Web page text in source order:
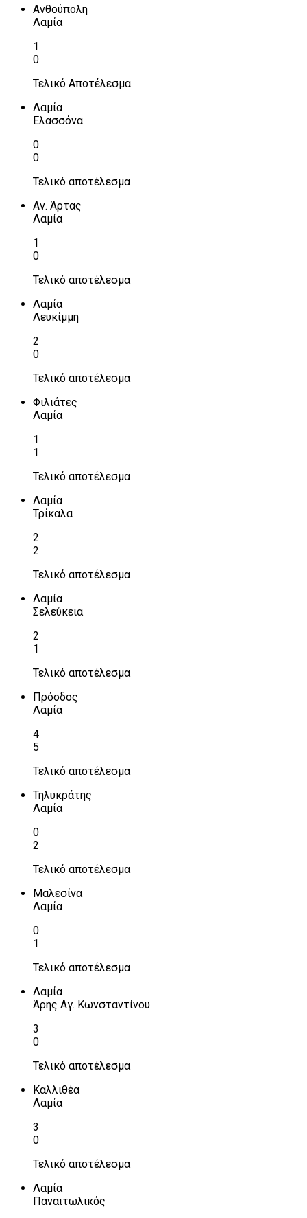
Ανθούπολη
Λαμία
1
0
Τελικό Αποτέλεσμα
Λαμία
Ελασσόνα
0
0
Τελικό αποτέλεσμα
Αν. Άρτας
Λαμία
1
0
Τελικό αποτέλεσμα
Λαμία
Λευκίμμη
2
0
Τελικό αποτέλεσμα
Φιλιάτες
Λαμία
1
1
Τελικό αποτέλεσμα
Λαμία
Τρίκαλα
2
2
Τελικό αποτέλεσμα
Λαμία
Σελεύκεια
2
1
Τελικό αποτέλεσμα
Πρόοδος
Λαμία
4
5
Τελικό αποτέλεσμα
Τηλυκράτης
Λαμία
0
2
Τελικό αποτέλεσμα
Μαλεσίνα
Λαμία
0
1
Τελικό αποτέλεσμα
Λαμία
Άρης Αγ. Κωνσταντίνου
3
0
Τελικό αποτέλεσμα
Καλλιθέα
Λαμία
3
0
Τελικό αποτέλεσμα
Λαμία
Παναιτωλικός